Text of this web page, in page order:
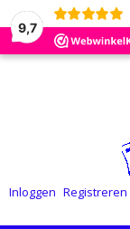
9,7
Inloggen Registreren